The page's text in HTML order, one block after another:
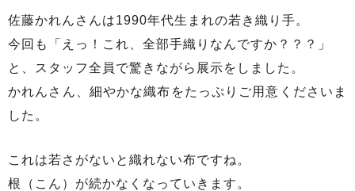
佐藤かれんさんは1990年代生まれの若き織り手。
今回も「えっ！これ、全部手織りなんですか？？？」
と、スタッフ全員で驚きながら展示をしました。
かれんさん、細やかな織布をたっぷりご用意くださいま
した。
これは若さがないと織れない布ですね。
根（こん）が続かなくなっていきます。